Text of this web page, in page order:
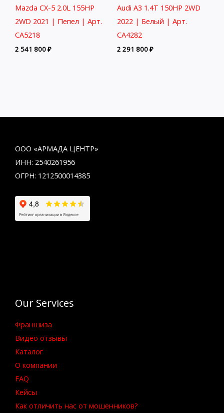
Mazda CX-5 2.0L 155HP
2WD 2021 | Пепел | Арт.
CA5218
2 541 800₽
Audi A3 1.4T 150HP 2WD
2022 | Белый | Арт.
CA4282
2 291 800₽
ООО «АРМАДА ЦЕНТР»
ИНН: 2540261956
ОГРН: 1212500014385
Our Services
Франшиза
Видео отзывы
Каталог
О компании
FAQ
Кейсы
Как отличить нас от мошенников?